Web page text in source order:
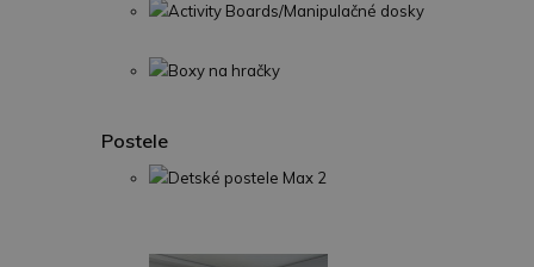
Activity Boards/Manipulačné dosky
Boxy na hračky
Postele
Detské postele Max 2